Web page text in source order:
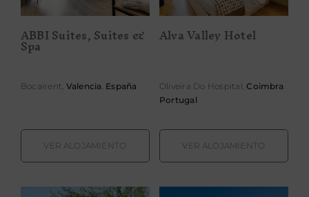
SOY UNA EMPRESA
PROPÓSITO
ÁREA HOTELES
ABBI Suites, Suites &
Spa
Bocairent, Valencia . España
VER ALOJAMIENTO
Alva Valley Hotel
Oliveira Do Hospital,Coimbra.
Portugal
VER ALOJAMIENTO